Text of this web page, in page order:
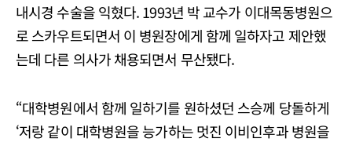
내시경 수술을 익혔다. 1993년 박 교수가 이대목동병원으
로 스카우트되면서 이 병원장에게 함께 일하자고 제안했
는데 다른 의사가 채용되면서 무산됐다.
“대학병원에서 함께 일하기를 원하셨던 스승께 당돌하게
‘저랑 같이 대학병원을 능가하는 멋진 이비인후과 병원을